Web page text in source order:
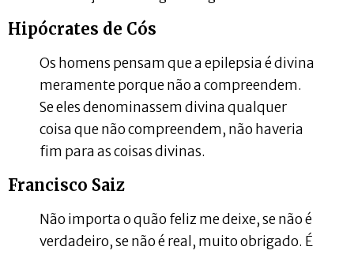
Hipócrates de Cós
Os homens pensam que a epilepsia é divina
meramente porque não a compreendem.
Se eles denominassem divina qualquer
coisa que não compreendem, não haveria
fim para as coisas divinas.
Francisco Saiz
Não importa o quão feliz me deixe, se não é
verdadeiro, se não é real, muito obrigado. É